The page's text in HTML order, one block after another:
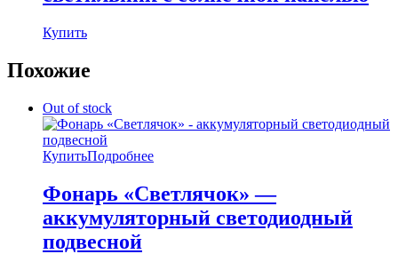
Купить
Похожие
Out of stock
КупитьПодробнее
Фонарь «Светлячок» —
аккумуляторный светодиодный
подвесной